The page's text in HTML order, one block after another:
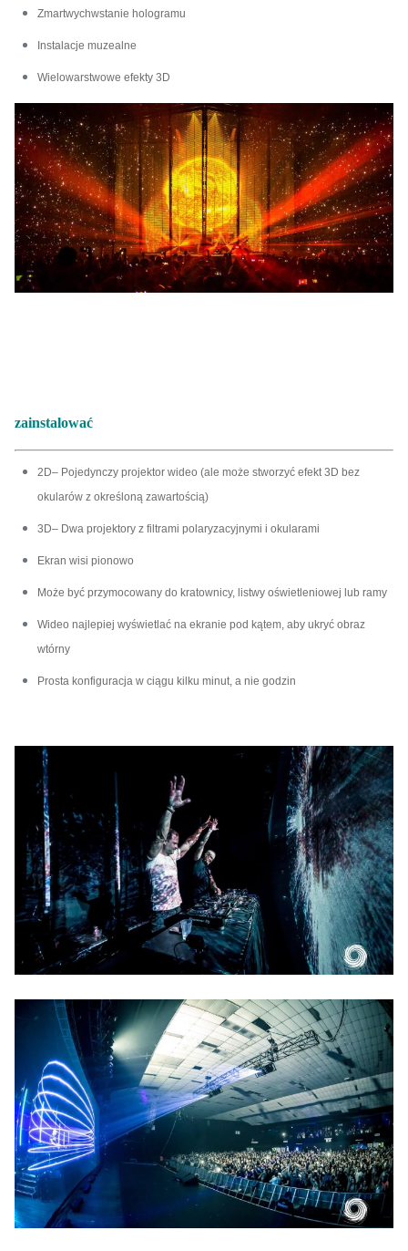
Zmartwychwstanie hologramu
Instalacje muzealne
Wielowarstwowe efekty 3D
zainstalować
2D– Pojedynczy projektor wideo (ale może stworzyć efekt 3D bez
okularów z określoną zawartością)
3D– Dwa projektory z filtrami polaryzacyjnymi i okularami
Ekran wisi pionowo
Może być przymocowany do kratownicy, listwy oświetleniowej lub ramy
Wideo najlepiej wyświetlać na ekranie pod kątem, aby ukryć obraz
wtórny
Prosta konfiguracja w ciągu kilku minut, a nie godzin